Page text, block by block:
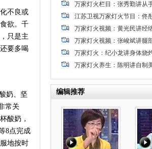
不良或
欲。千
只是主
要多喝
奶、坚
常关
酸奶，
8点完成
地按时
万家灯火栏目：张秀勤讲从
程度
江苏卫视万家灯火节目：佟
万家灯火视频：黄光民讲经
万家灯火视频：张峻斌讲腿
万家灯火：纪小龙讲身体烧
万家灯火养生：陈明讲自制
编辑推荐